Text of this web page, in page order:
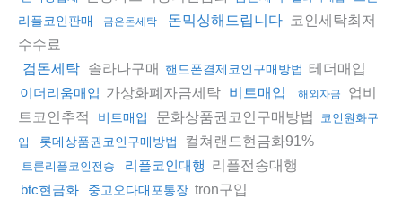
리플코인판매
금은돈세탁 돈믹싱해드립니다 코인세탁최저
수수료
검돈세탁 솔라나구매 핸드폰결제코인구매방법 테더매입
이더리움매입 가상화폐자금세탁 비트매입 해외자금
업비
트코인추적
비트매입 문화상품권코인구매방법
코인원화구
입
롯데상품권코인구매방법 컬쳐랜드현금화91%
트론리플코인전송 리플코인대행 리플전송대행
btc현금화 중고오다대포통장 tron구입